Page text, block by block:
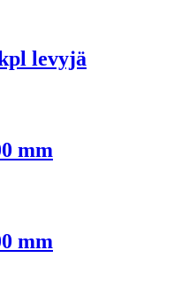
levyjä
mm
mm